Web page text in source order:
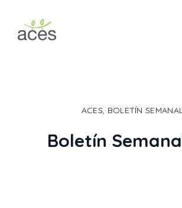
contenido
ACES, BOLETÍN
Boletín